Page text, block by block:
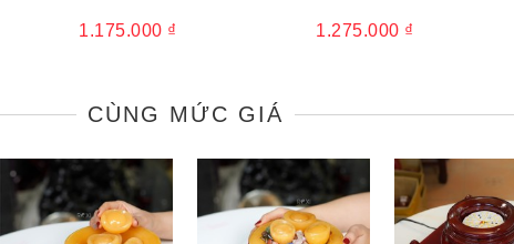
1.175.000 ₫ 1.275.000 ₫
CÙNG MỨC GIÁ